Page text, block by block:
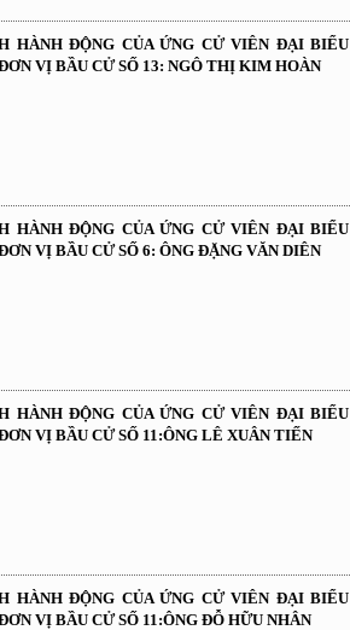
HÀNH ĐỘNG CỦA ỨNG CỬ VIÊN ĐẠI BIỂU
VỊ BẦU CỬ SỐ 13: NGÔ THỊ KIM HOÀN
HÀNH ĐỘNG CỦA ỨNG CỬ VIÊN ĐẠI BIỂU
VỊ BẦU CỬ SỐ 6: ÔNG ĐẶNG VĂN DIÊN
HÀNH ĐỘNG CỦA ỨNG CỬ VIÊN ĐẠI BIỂU
VỊ BẦU CỬ SỐ 11:ÔNG LÊ XUÂN TIẾN
HÀNH ĐỘNG CỦA ỨNG CỬ VIÊN ĐẠI BIỂU
VỊ BẦU CỬ SỐ 11:ÔNG ĐỖ HỮU NHÂN